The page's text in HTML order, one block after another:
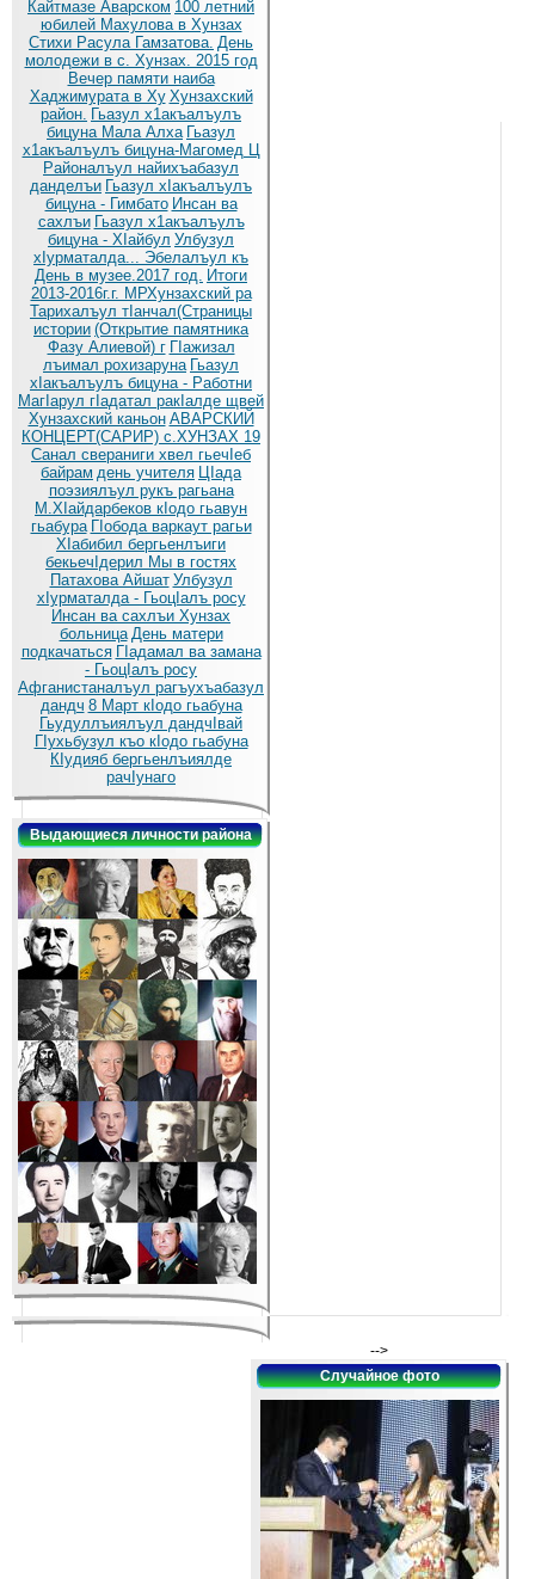
Кайтмазе Аварском 100 летний
юбилей Махулова в Хунзах
Стихи Расула Гамзатова. День
молодежи в с. Хунзах. 2015 год
Вечер памяти наиба
Хаджимурата в Ху Хунзахский
район. Гьазул х1акъалъулъ
бицуна Мала Алха Гьазул
х1акъалъулъ бицуна-Магомед Ц
Районалъул найихъабазул
данделъи Гьазул хIакъалъулъ
бицуна - Гимбато Инсан ва
сахлъи Гьазул х1акъалъулъ
бицуна - ХIайбул Улбузул
хIурматалда... Эбелалъул къ
День в музее.2017 год. Итоги
2013-2016г.г. МРХунзахский ра
Тарихалъул тIанчал(Страницы
истории (Открытие памятника
Фазу Алиевой) г ГIажизал
лъимал рохизаруна Гьазул
хIакъалъулъ бицуна - Работни
МагIарул гIадатал ракIалде щвей
Хунзахский каньон АВАРСКИЙ
КОНЦЕРТ(САРИР) с.ХУНЗАХ 19
Санал свераниги хвел гьечIеб
байрам день учителя ЦIада
поэзиялъул рукъ рагьана
М.ХIайдарбеков кIодо гьавун
гьабура ГIобода варкаут рагьи
ХIабибил бергьенлъиги
бекьечIдерил Мы в гостях
Патахова Айшат Улбузул
хIурматалда - ГьоцIалъ росу
Инсан ва сахлъи Хунзах
больница День матери
подкачаться ГIадамал ва замана
- ГьоцIалъ росу
Афганистаналъул рагъухъабазул
дандч 8 Март кIодо гьабуна
Гьудуллъиялъул дандчIвай
ГIухьбузул къо кIодо гьабуна
КIудияб бергьенлъиялде
рачIунаго
Выдающиеся личности района
-->
Случайное фото